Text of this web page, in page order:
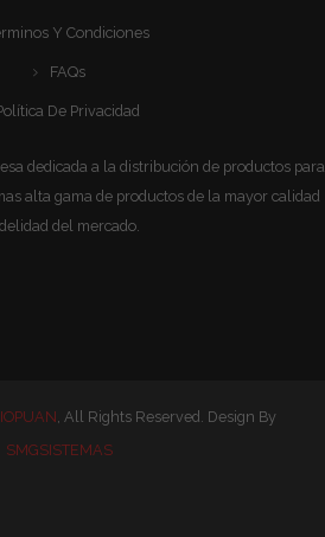
Y Condiciones
FAQs
De Privacidad
dedicada a la distribución de productos para
alta gama de productos de la mayor calidad
del mercado.
, All Rights Reserved. Design By
SMGSISTEMAS